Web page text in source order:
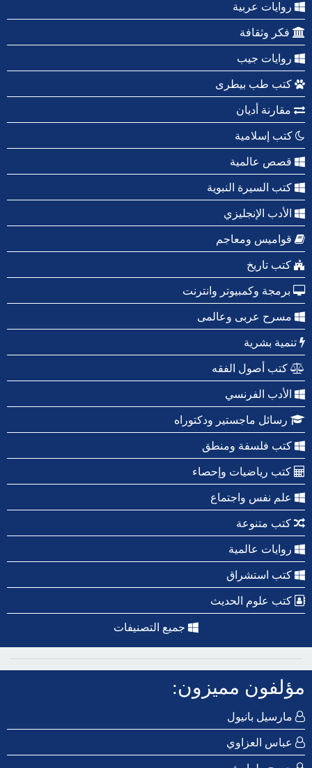
روايات عربية
فكر وثقافة
روايات جيب
كتب طب بيطرى
مقارنة أديان
كتب إسلامية
قصص عالمية
كتب السيرة النبوية
الأدب الإنجليزي
قواميس ومعاجم
كتب تاريخ
برمجة وكمبيوتر وانترنت
مسرح عربى وعالمى
تنمية بشرية
كتب أصول الفقه
الأدب الفرنسي
رسائل ماجستير ودكتوراه
كتب فلسفة ومنطق
كتب رياضيات وإحصاء
علم نفس واجتماع
كتب متنوعة
روايات عالمية
كتب استشراق
كتب علوم الحديث
جميع التصنيفات
مؤلفون مميزون:
مارسيل بانيول
عباس العزاوي